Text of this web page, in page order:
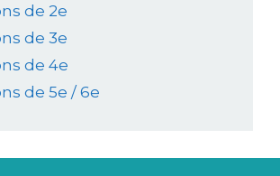
de 2e
de 3e
de 4e
de 5e / 6e